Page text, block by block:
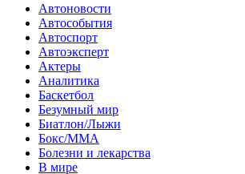
Автоновости
Автособытия
Автоспорт
Автоэксперт
Актеры
Аналитика
Баскетбол
Безумный мир
Биатлон/Лыжи
Бокс/MMA
Болезни и лекарства
В мире